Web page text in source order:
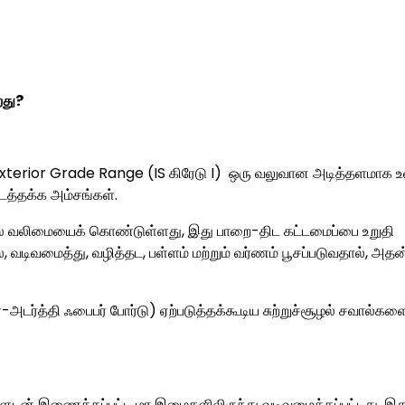
Grade Range (IS கிரேடு I) ஒரு வலுவான அடித்தளமாக
அம்சங்கள்.
வலிமையைக் கொண்டுள்ளது, இது பாறை-திட கட்டமைப்பை உறுதி
வடிவமைத்து, வழித்தட, பள்ளம் மற்றும் வர்ணம் பூசப்படுவதால்,
ஃபைபர் போர்டு) ஏற்படுத்தக்கூடிய சுற்றுச்சூழல்